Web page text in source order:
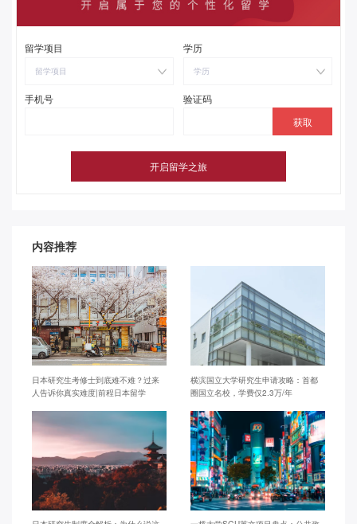
留学项目
留学项目
学历
学历
手机号 验证码
内容推荐
日本研究生考修士到底难不难？过来
人告诉你真实难度|前程日本留学
横滨国立大学研究生申请攻略：首都
圈国立名校，学费仅2.3万/年